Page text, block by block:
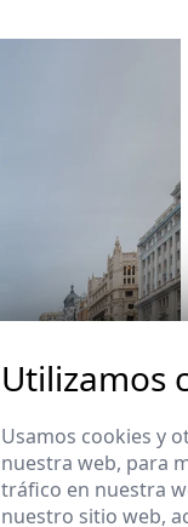
Utilizamos
Usamos cookies y
nuestra web, para
tráfico en nuestra
nuestro sitio web,